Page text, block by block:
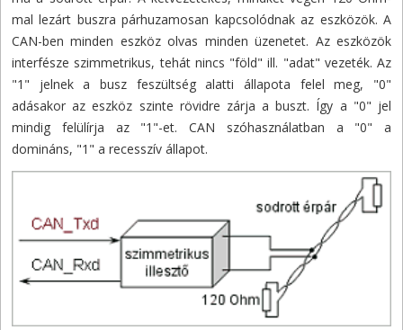
mal lezárt buszra párhuzamosan kapcsolódnak az eszközök. A
CAN-ben minden eszköz olvas minden üzenetet. Az eszközök
interfésze szimmetrikus, tehát nincs "föld" ill. "adat" vezeték. Az
"1" jelnek a busz feszültség alatti állapota felel meg, "0"
adásakor az eszköz szinte rövidre zárja a buszt. Így a "0" jel
mindig felülírja az "1"-et. CAN szóhasználatban a "0" a
domináns, "1" a recesszív állapot.